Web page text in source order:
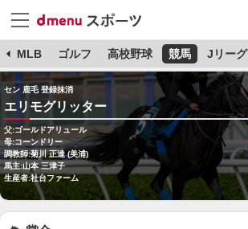
MLB ゴルフ 高校野球 競馬 Jリーグ
セン 鹿毛 登録抹消
エリモグリッター
父:ゴールドアリュール
母:コーンドリー
調教師:菊川 正達 (美浦)
馬主:山本 三津子
生産者:社台ファーム